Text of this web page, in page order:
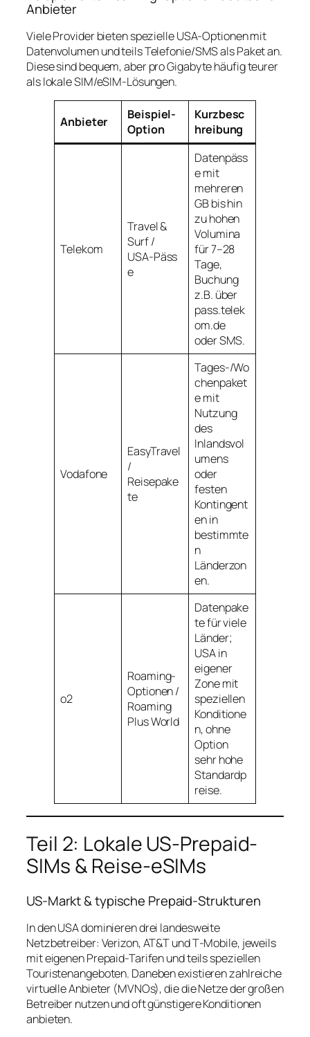
Anbieter
Viele Provider bieten spezielle USA‑Optionen mit
Datenvolumen und teils Telefonie/SMS als Paket an.
Diese sind bequem, aber pro Gigabyte häufig teurer
als lokale SIM/eSIM‑Lösungen.
Anbieter
Beispiel-
Option
Kurzbesc
hreibung
Telekom
Travel &
Surf /
USA‑Päss
e
Datenpäss
e mit
mehreren
GB bis hin
zu hohen
Volumina
für 7–28
Tage,
Buchung
z.B. über
pass.telek
om.de
oder SMS.
Vodafone
EasyTravel
/
Reisepake
te
Tages-/Wo
chenpaket
e mit
Nutzung
des
Inlandsvol
umens
oder
festen
Kontingent
en in
bestimmte
n
Länderzon
en.
o2
Roaming-
Optionen /
Roaming
Plus World
Datenpake
te für viele
Länder;
USA in
eigener
Zone mit
speziellen
Konditione
n, ohne
Option
sehr hohe
Standardp
reise.
Teil 2: Lokale US‑Prepaid-
SIMs & Reise‑eSIMs
US-Markt & typische Prepaid-Strukturen
In den USA dominieren drei landesweite
Netzbetreiber: Verizon, AT&T und T‑Mobile, jeweils
mit eigenen Prepaid-Tarifen und teils speziellen
Touristenangeboten. Daneben existieren zahlreiche
virtuelle Anbieter (MVNOs), die die Netze der großen
Betreiber nutzen und oft günstigere Konditionen
anbieten.